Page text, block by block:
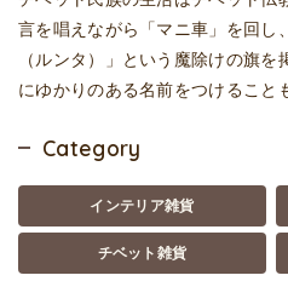
言を唱えながら「マニ車」を回し
（ルンタ）」という魔除けの旗
にゆかりのある名前をつけること
Category
インテリア雑貨
チベット雑貨